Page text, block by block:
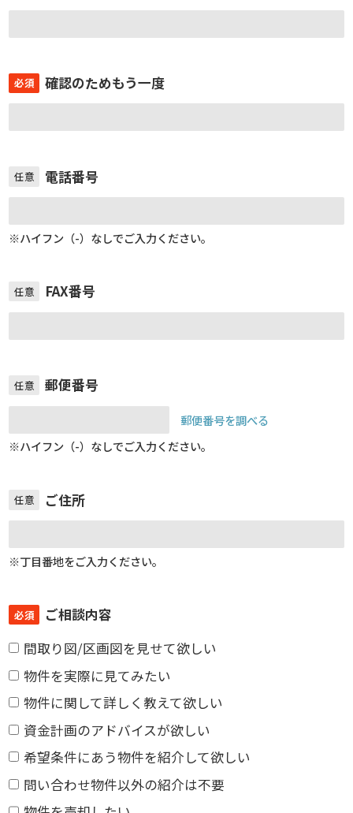
必須 確認のためもう一度
任意 電話番号
※ハイフン（-）なしでご入力ください。
任意 FAX番号
任意 郵便番号
郵便番号を調べる
※ハイフン（-）なしでご入力ください。
任意 ご住所
※丁目番地をご入力ください。
必須
ご相談内容
間取り図/区画図を見せて欲しい
物件を実際に見てみたい
物件に関して詳しく教えて欲しい
資金計画のアドバイスが欲しい
希望条件にあう物件を紹介して欲しい
問い合わせ物件以外の紹介は不要